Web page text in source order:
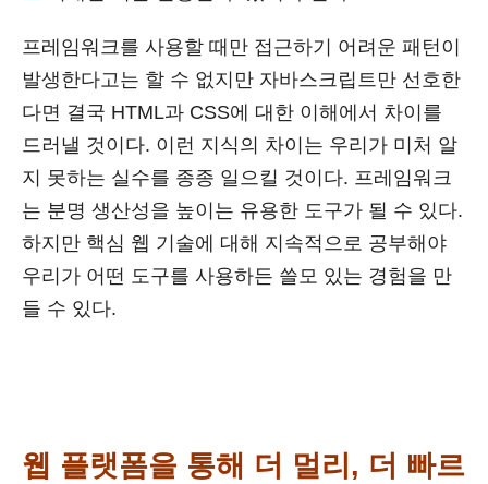
프레임워크를 사용할 때만 접근하기 어려운 패턴이
발생한다고는 할 수 없지만 자바스크립트만 선호한
다면 결국 HTML과 CSS에 대한 이해에서 차이를
드러낼 것이다. 이런 지식의 차이는 우리가 미처 알
지 못하는 실수를 종종 일으킬 것이다. 프레임워크
는 분명 생산성을 높이는 유용한 도구가 될 수 있다.
하지만 핵심 웹 기술에 대해 지속적으로 공부해야
우리가 어떤 도구를 사용하든 쓸모 있는 경험을 만
들 수 있다.
웹 플랫폼을 통해 더 멀리 , 더 빠르